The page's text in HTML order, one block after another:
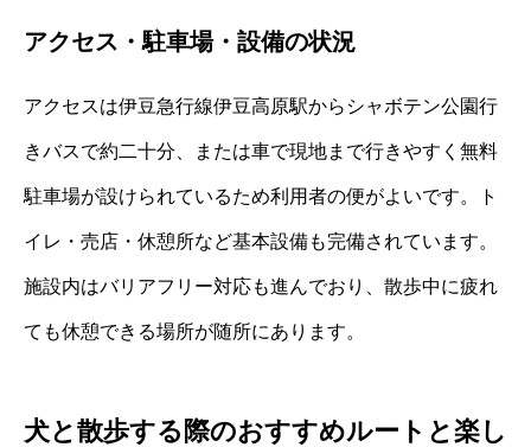
アクセス・駐車場・設備の状況
アクセスは伊豆急行線伊豆高原駅からシャボテン公園行
きバスで約二十分、または車で現地まで行きやすく無料
駐車場が設けられているため利用者の便がよいです。ト
イレ・売店・休憩所など基本設備も完備されています。
施設内はバリアフリー対応も進んでおり、散歩中に疲れ
ても休憩できる場所が随所にあります。
犬と散歩する際のおすすめルートと楽し